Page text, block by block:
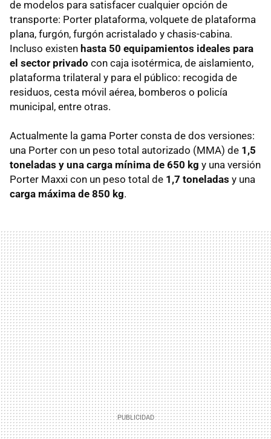
de modelos para satisfacer cualquier opción de
transporte: Porter plataforma, volquete de plataforma
plana, furgón, furgón acristalado y chasis-cabina.
Incluso existen hasta 50 equipamientos ideales para
el sector privado con caja isotérmica, de aislamiento,
plataforma trilateral y para el público: recogida de
residuos, cesta móvil aérea, bomberos o policía
municipal, entre otras.
Actualmente la gama Porter consta de dos versiones:
una Porter con un peso total autorizado (MMA) de 1,5
toneladas y una carga mínima de 650 kg y una versión
Porter Maxxi con un peso total de 1,7 toneladas y una
carga máxima de 850 kg.